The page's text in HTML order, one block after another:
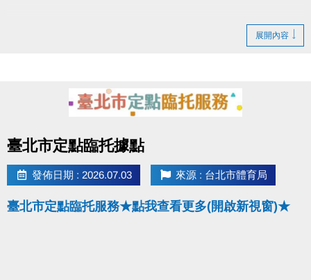
7/7(二)06:00-12:00 男烤箱進行檢修，暫停開放展開內容
臺北市定點臨托據點
發佈日期 : 2026.07.03 來源 : 台北市體育局
臺北市定點臨托服務★點我查看更多(開啟新視窗)★